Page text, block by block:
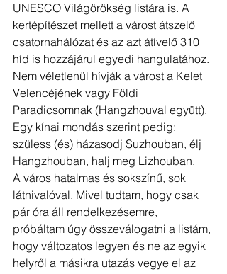
UNESCO Világörökség listára is. A
kertépítészet mellett a várost átszelő
csatornahálózat és az azt átívelő 310
híd is hozzájárul egyedi hangulatához.
Nem véletlenül hívják a várost a Kelet
Velencéjének vagy Földi
Paradicsomnak (Hangzhouval együtt).
Egy kínai mondás szerint pedig:
szüless (és) házasodj Suzhouban, élj
Hangzhouban, halj meg Lizhouban.
A város hatalmas és sokszínű, sok
látnivalóval. Mivel tudtam, hogy csak
pár óra áll rendelkezésemre,
próbáltam úgy összeválogatni a listám,
hogy változatos legyen és ne az egyik
helyről a másikra utazás vegye el az